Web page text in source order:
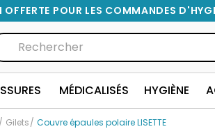
POUR LES COMMANDES
MÉDICALISÉS HYGIÈNE
Gilets Couvre épaules polaire LISETTE